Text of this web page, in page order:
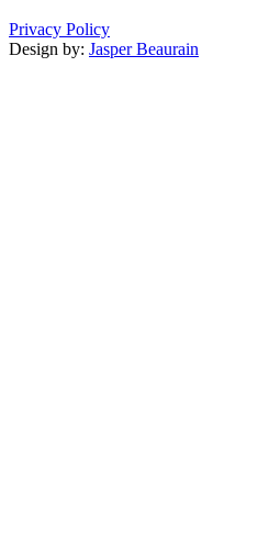
Privacy Policy
Design by: Jasper Beaurain